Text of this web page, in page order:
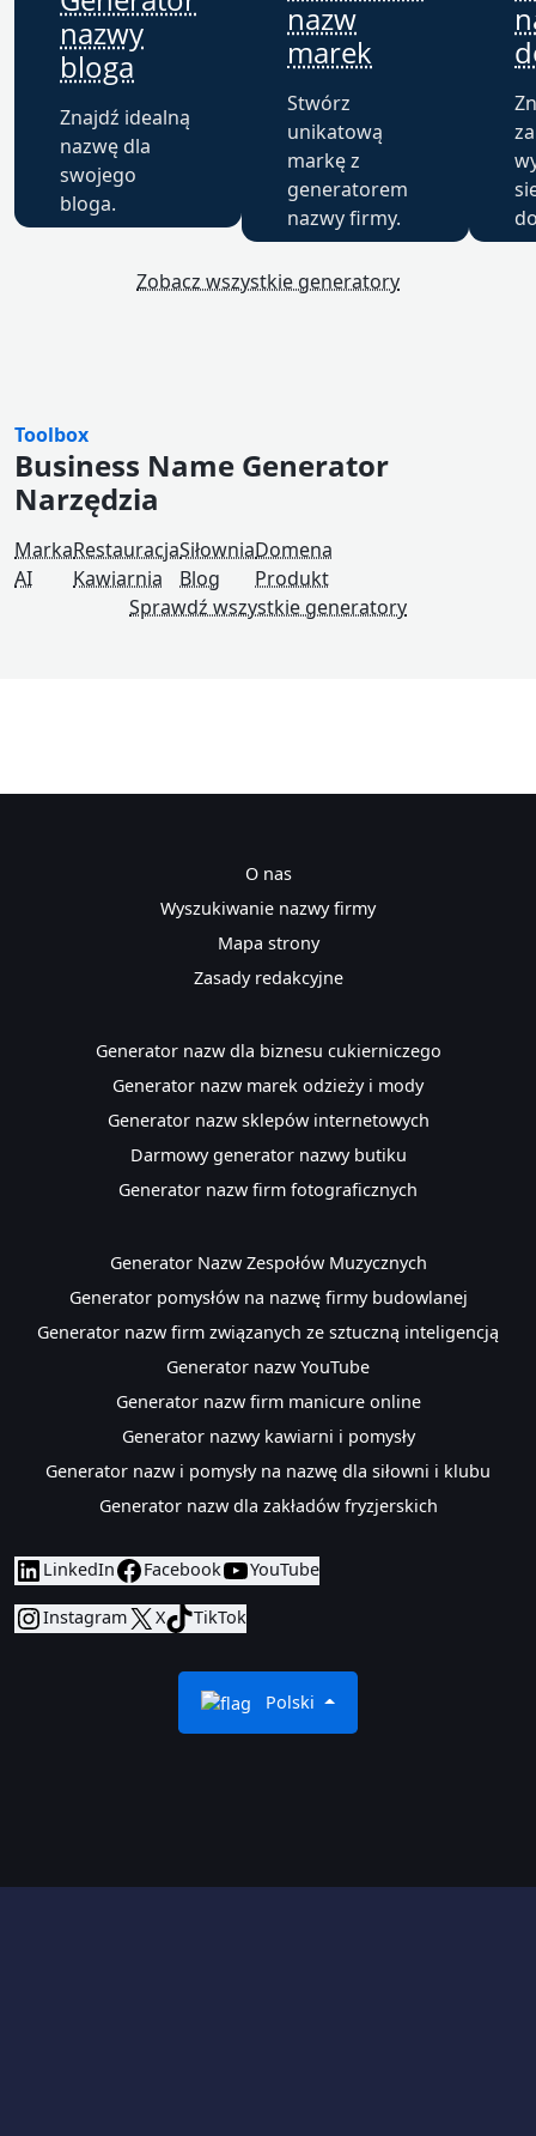
nazwy
bloga
Znajdź idealną
nazwę dla
swojego
bloga.
nazw
marek
Stwórz
unikatową
markę z
generatorem
nazwy firmy.
Zobacz wszystkie generatory
Toolbox
Business Name Generator
Narzędzia
Marka
AI
Restauracja
Kawiarnia
Siłownia
Blog
Domena
Produkt
Sprawdź wszystkie generatory
O nas
Wyszukiwanie nazwy firmy
Mapa strony
Zasady redakcyjne
Generator nazw dla biznesu cukierniczego
Generator nazw marek odzieży i mody
Generator nazw sklepów internetowych
Darmowy generator nazwy butiku
Generator nazw firm fotograficznych
Generator Nazw Zespołów Muzycznych
Generator pomysłów na nazwę firmy budowlanej
Generator nazw firm związanych ze sztuczną inteligencją
Generator nazw YouTube
Generator nazw firm manicure online
​Generator nazwy kawiarni i pomysły
Generator nazw i pomysły na nazwę dla siłowni i klubu
Generator nazw dla zakładów fryzjerskich
LinkedIn Facebook YouTube
Instagram X TikTok
Polski